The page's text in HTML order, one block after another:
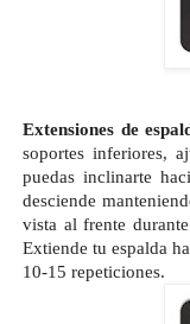
Extensiones de
soportes inferiores,
puedas inclinarte
desciende
vista al frente
Extiende tu espalda
10-15 repeticiones.